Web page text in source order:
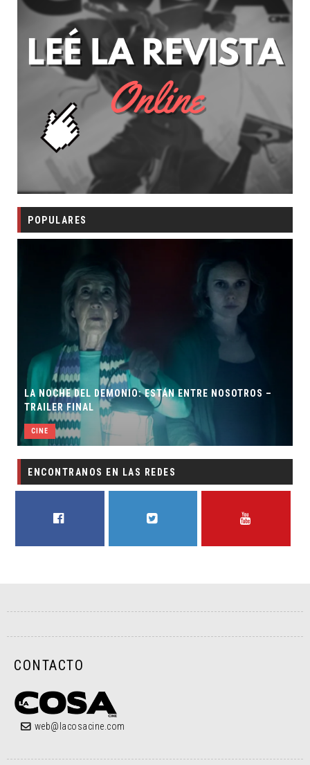
POPULARES
LA NOCHE DEL DEMONIO: ESTÁN ENTRE NOSOTROS –
TRAILER FINAL
CINE
ENCONTRANOS EN LAS REDES
CONTACTO
web@lacosacine.com